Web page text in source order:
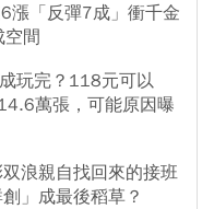
漲「反彈7成」衝千金
間
玩完？118元可以
萬張，可能原因曝
浪親自找回來的接班
」成最後稻草？